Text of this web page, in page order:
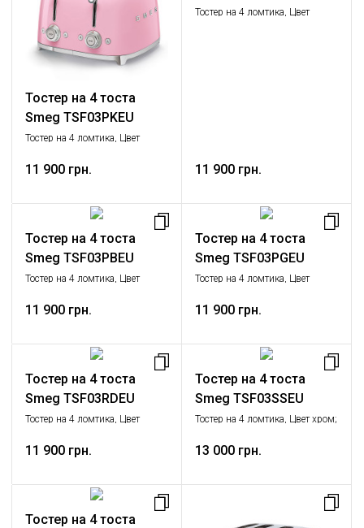
Тостер на 4 тоста
Smeg TSF03PKEU
Тостер на 4 ломтика, Цвет
размораживание, багель; 6
11 900 грн.
Тостер на 4 ломтика, Цвет
11 900 грн.
Тостер на 4 тоста
Smeg TSF03PBEU
Тостер на 4 ломтика, Цвет
подогрев, размораживание,
поддон для крошек.
11 900 грн.
Тостер на 4 тоста
Smeg TSF03PGEU
Тостер на 4 ломтика, Цвет
подогрев, размораживание,
поддон для крошек.
11 900 грн.
Тостер на 4 тоста
Smeg TSF03RDEU
Тостер на 4 ломтика, Цвет
размораживание, багель; 6
11 900 грн.
Тостер на 4 тоста
Smeg TSF03SSEU
Тостер на 4 ломтика, Цвет хром;
размораживание, багель; 6
13 000 грн.
Тостер на 4 тоста